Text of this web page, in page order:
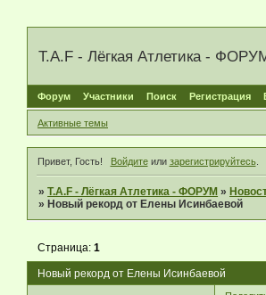
T.A.F - Лёгкая Атлетика -
Форум Участники Поиск Регистрация
Активные темы
Привет, Гость! Войдитеили зарегистрируйтесь.
»T.A.F - Лёгкая Атлетика - ФОРУМ »
» Новый рекорд от Елены Исинбаевой
Новый рекорд от Елены Исинбаевой
Страница:1